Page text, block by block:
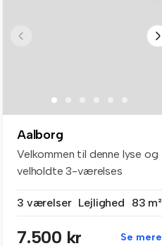
Aalborg
Velkommen til denne lyse og
velholdte 3-værelses
3 værelser Lejlighed 83 m²
7.500 kr Se mere